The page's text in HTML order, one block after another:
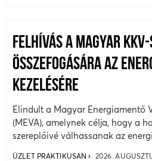
FELHÍVÁS A MAGYAR
ÖSSZEFOGÁSÁRA AZ
KEZELÉSÉRE
Elindult a Magyar Energiamentő
(MEVA), amelynek célja, hogy a
szereplőivé válhassanak az
ÜZLET PRAKTIKUSAN 2026.